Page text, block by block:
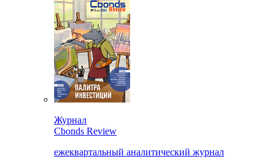
Журнал
Cbonds Review
ежеквартальный аналитический журнал